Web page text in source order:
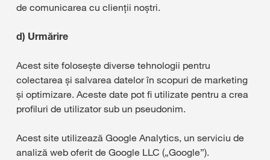
de comunicarea cu clienții noștri.
d) Urmărire
Acest site folosește diverse tehnologii pentru
colectarea și salvarea datelor în scopuri de marketing
și optimizare. Aceste date pot fi utilizate pentru a crea
profiluri de utilizator sub un pseudonim.
Acest site utilizează Google Analytics, un serviciu de
analiză web oferit de Google LLC („Google”).